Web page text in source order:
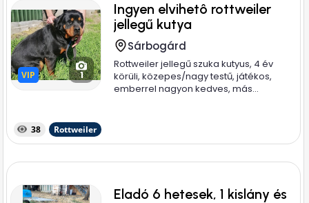
VIP
VIP 1
Ingyen elvihetô rottweiler
jellegű kutya
Sárbogárd
Rottweiler jellegű szuka kutyus, 4 év
körüli, közepes/nagy testű, játékos,
emberrel nagyon kedves, más...
38 Rottweiler
Eladó 6 hetesek, 1 kislány és